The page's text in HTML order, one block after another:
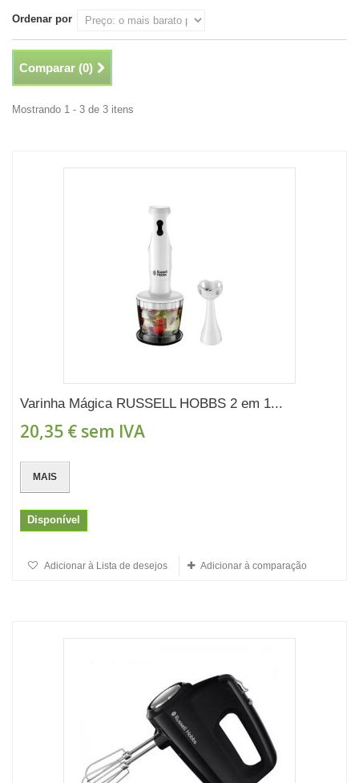
Ordenar por
Comparar (0)
Mostrando 1 - 3 de 3 itens
Varinha Mágica RUSSELL HOBBS 2 em 1...
20,35 € sem IVA
MAIS
Disponível
Adicionar à Lista de desejos Adicionar à comparação